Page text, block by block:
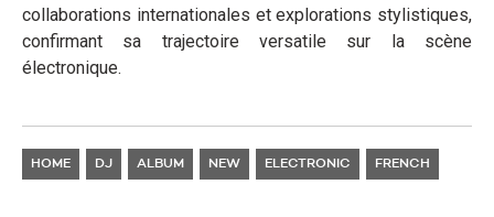
collaborations internationales et explorations stylistiques,
confirmant sa trajectoire versatile sur la scène
électronique.
HOME DJ ALBUM NEW ELECTRONIC FRENCH